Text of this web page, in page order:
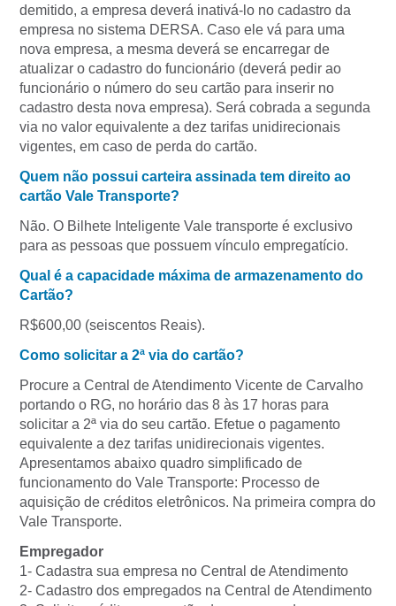
demitido, a empresa deverá inativá-lo no cadastro da
empresa no sistema DERSA. Caso ele vá para uma
nova empresa, a mesma deverá se encarregar de
atualizar o cadastro do funcionário (deverá pedir ao
funcionário o número do seu cartão para inserir no
cadastro desta nova empresa). Será cobrada a segunda
via no valor equivalente a dez tarifas unidirecionais
vigentes, em caso de perda do cartão.
Quem não possui carteira assinada tem direito ao
cartão Vale Transporte?
Não. O Bilhete Inteligente Vale transporte é exclusivo
para as pessoas que possuem vínculo empregatício.
Qual é a capacidade máxima de armazenamento do
Cartão?
R$600,00 (seiscentos Reais).
Como solicitar a 2ª via do cartão?
Procure a Central de Atendimento Vicente de Carvalho
portando o RG, no horário das 8 às 17 horas para
solicitar a 2ª via do seu cartão. Efetue o pagamento
equivalente a dez tarifas unidirecionais vigentes.
Apresentamos abaixo quadro simplificado de
funcionamento do Vale Transporte: Processo de
aquisição de créditos eletrônicos. Na primeira compra do
Vale Transporte.
Empregador
1- Cadastra sua empresa no Central de Atendimento
2- Cadastro dos empregados na Central de Atendimento